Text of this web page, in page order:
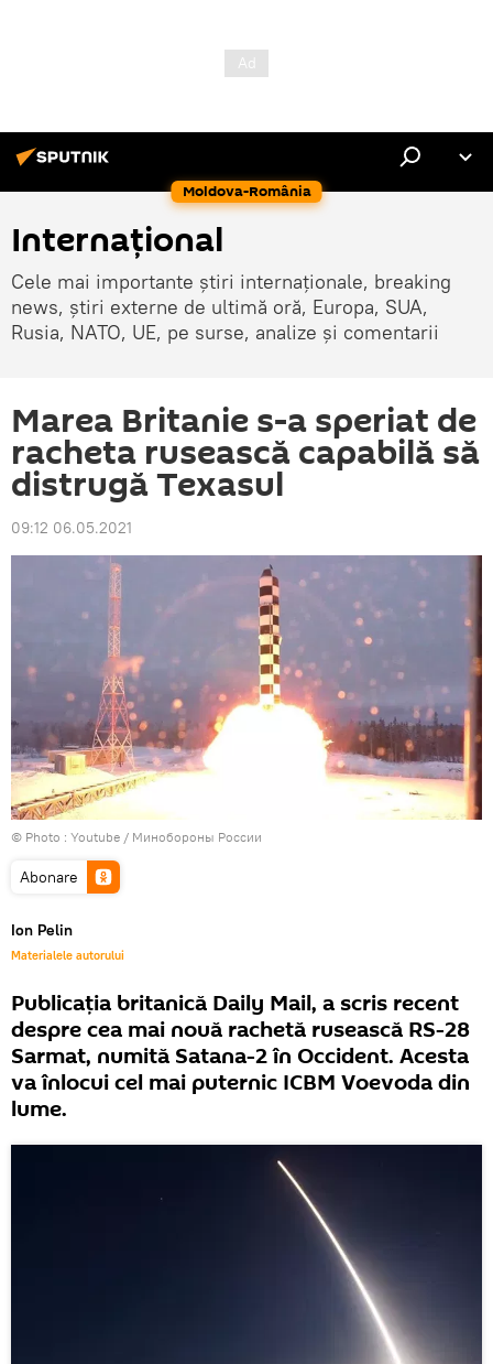
Moldova-România
Internaţional
Cele mai importante știri internaționale, breaking
news, știri externe de ultimă oră, Europa, SUA,
Rusia, NATO, UE, pe surse, analize și comentarii
Marea Britanie s-a speriat de
racheta rusească capabilă să
distrugă Texasul
09:12 06.05.2021
© Photo : Youtube / Минобороны России
Abonare
Ion Pelin
Materialele autorului
Publicația britanică Daily Mail, a scris recent
despre cea mai nouă rachetă rusească RS-28
Sarmat, numită Satana-2 în Occident. Acesta
va înlocui cel mai puternic ICBM Voevoda din
lume.